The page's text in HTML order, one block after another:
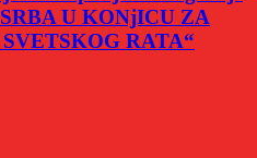
U KONjICU ZA
RATA“